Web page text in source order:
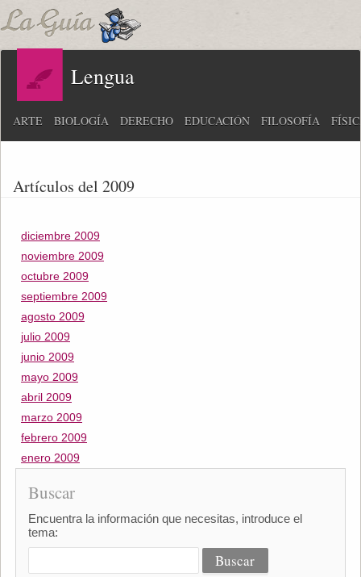
Lengua
ARTE BIOLOGÍA DERECHO EDUCACIÓN FILOSOFÍA
Artículos del 2009
diciembre 2009
noviembre 2009
octubre 2009
septiembre 2009
agosto 2009
julio 2009
junio 2009
mayo 2009
abril 2009
marzo 2009
febrero 2009
enero 2009
Buscar
Encuentra la información que necesitas, introduce el
tema: